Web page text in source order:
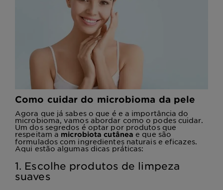
Como cuidar do microbioma da pele
Agora que já sabes o que é e a importância do
microbioma, vamos abordar como o podes cuidar.
Um dos segredos é optar por produtos que
respeitam a microbiota cutânea e que são
formulados com ingredientes naturais e eficazes.
Aqui estão algumas dicas práticas:
1. Escolhe produtos de limpeza
suaves